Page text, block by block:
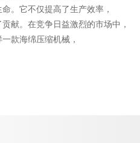
。它不仅提高了生产效率，
献。在竞争日益激烈的市场中，
款海绵压缩机械，